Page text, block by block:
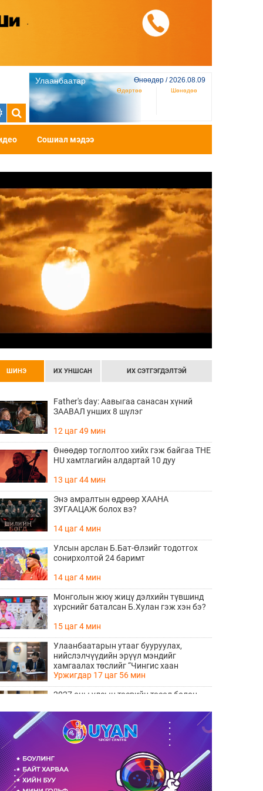
Улаанбаатар Өнөөдөр / 2026.08.09
Өдөртөө Шөнөдөө
Сошиал мэдээ
ШИНЭ ИХ УНШСАН ИХ СЭТГЭГДЭЛТЭЙ
Father's day: Аавыгаа санасан хүний
ЗААВАЛ унших 8 шүлэг
12 цаг 49 мин
Өнөөдөр тоглолтоо хийх гэж байгаа THE
HU хамтлагийн алдартай 10 дуу
13 цаг 44 мин
Энэ амралтын өдрөөр ХААНА
ЗУГААЦАЖ болох вэ?
14 цаг 4 мин
Улсын арслан Б.Бат-Өлзийг тодотгох
сонирхолтой 24 баримт
14 цаг 4 мин
Монголын жюү жицү дэлхийн түвшинд
хүрснийг баталсан Б.Хулан гэж хэн бэ?
15 цаг 4 мин
Улаанбаатарын утааг бууруулах,
нийслэлчүүдийн эрүүл мэндийг
хамгаалах төслийг “Чингис хаан
баялгийн сан нэгдэл” ХХК-тай хамтран
хэрэгжүүлнэ
Уржигдар 17 цаг 56 мин
2027 оны улсын төсвийн төсөл болон
олон нийтийн хэлэлцүүлэг боллоо
Уржигдар 17 цаг 38 мин
Нийгмийн даатгалын сангийн хөрөнгө
7.6 тэрбум төгрөгөөр арвижлаа
Уржигдар 17 цаг 18 мин